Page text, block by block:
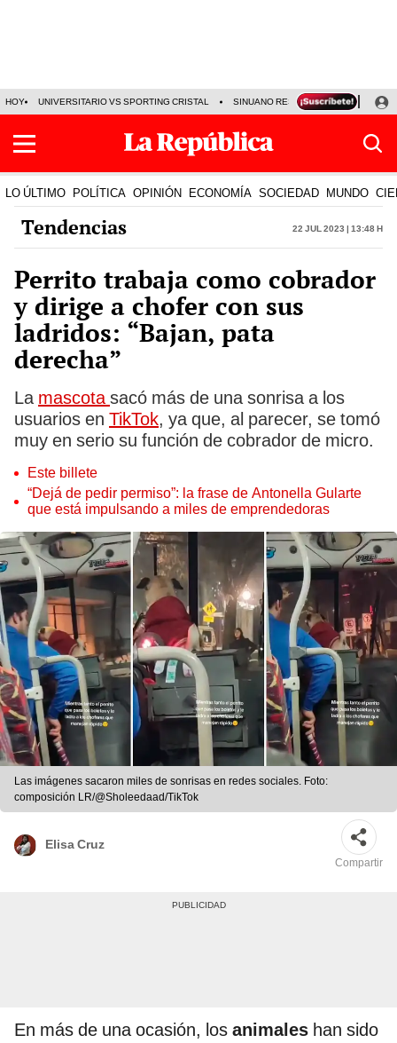
HOY UNIVERSITARIO VS SPORTING CRISTAL SINUANO RESULTADOS HOY
LO ÚLTIMO POLÍTICA OPINIÓN ECONOMÍA SOCIEDAD MUNDO
Tendencias 22 Jul 2023 | 13:48 h
Perrito trabaja como cobrador
y dirige a chofer con sus
ladridos: “Bajan, pata
derecha”
La mascotasacó más de una sonrisa a los
usuarios en TikTok, ya que, al parecer, se tomó
muy en serio su función de cobrador de micro.
Este billete
“Dejá de pedir permiso”: la frase de Antonella Gularte
que está impulsando a miles de emprendedoras
Las imágenes sacaron miles de sonrisas en redes sociales. Foto:
composición LR/@Sholeedaad/TikTok
Elisa Cruz
Compartir
En más de una ocasión, los animales han sido